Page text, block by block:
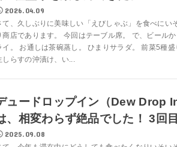
2026.04.09
て、久しぶりに美味しい「えびしゃぶ」を食べにい
商店であります。 今回はテーブル席。 で、ビール
イ。 お通しは茶碗蒸し。 ひまりサラダ。 前菜5種盛
しらすの沖漬け、い...
ュードロップイン（Dew Drop
、相変わらず絶品でした！ 3回目
2025.09.08